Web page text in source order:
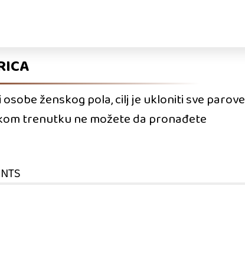
ženskog pola, cilj je ukloniti sve parove
trenutku ne možete da pronađete